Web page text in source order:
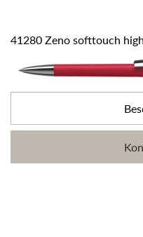
41280 Zeno softtouch